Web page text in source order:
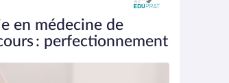
en médecine de
: perfectionnement